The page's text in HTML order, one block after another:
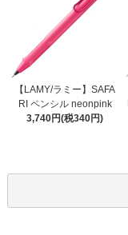
【LAMY/ラミー】SAFA
RI ペンシル neonpink
3,740円(税340円)